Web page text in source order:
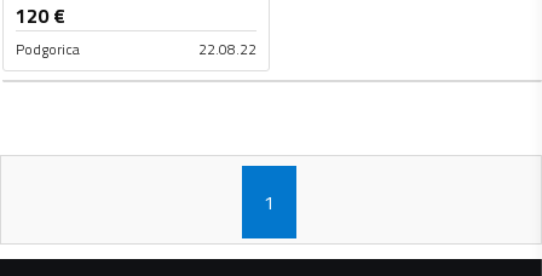
120€
Podgorica 22.08.22
1